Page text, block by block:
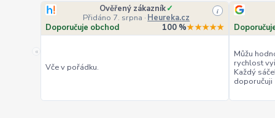
«
Ověřený zákazník✓
Přidáno 7. srpna · Heureka.cz
i
Doporučuje obchod 100 %★★★★★
Vče v pořádku.
Můžu
rychlost
Každý
doporučuji